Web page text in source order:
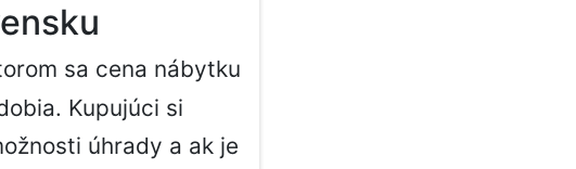
sa cena nábytku
Kupujúci si
úhrady a ak je